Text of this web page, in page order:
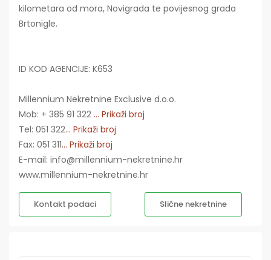
kilometara od mora, Novigrada te povijesnog grada
Brtonigle.
ID KOD AGENCIJE: K653
Millennium Nekretnine Exclusive d.o.o.
Mob: + 385 91 322 ... Prikaži broj
Tel: 051 322... Prikaži broj
Fax: 051 311... Prikaži broj
E-mail: info@millennium-nekretnine.hr
www.millennium-nekretnine.hr
Kontakt podaci Slične nekretnine